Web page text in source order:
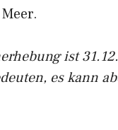
ist
es kann